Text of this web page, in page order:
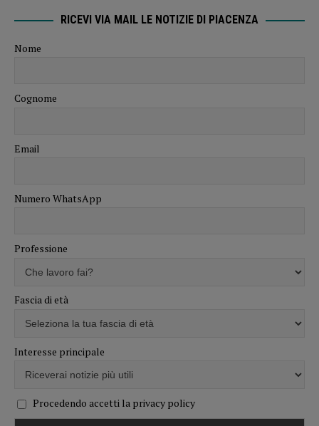
RICEVI VIA MAIL LE NOTIZIE DI PIACENZA
Nome
Cognome
Email
Numero WhatsApp
Professione
Fascia di età
Interesse principale
Procedendo accetti la privacy policy